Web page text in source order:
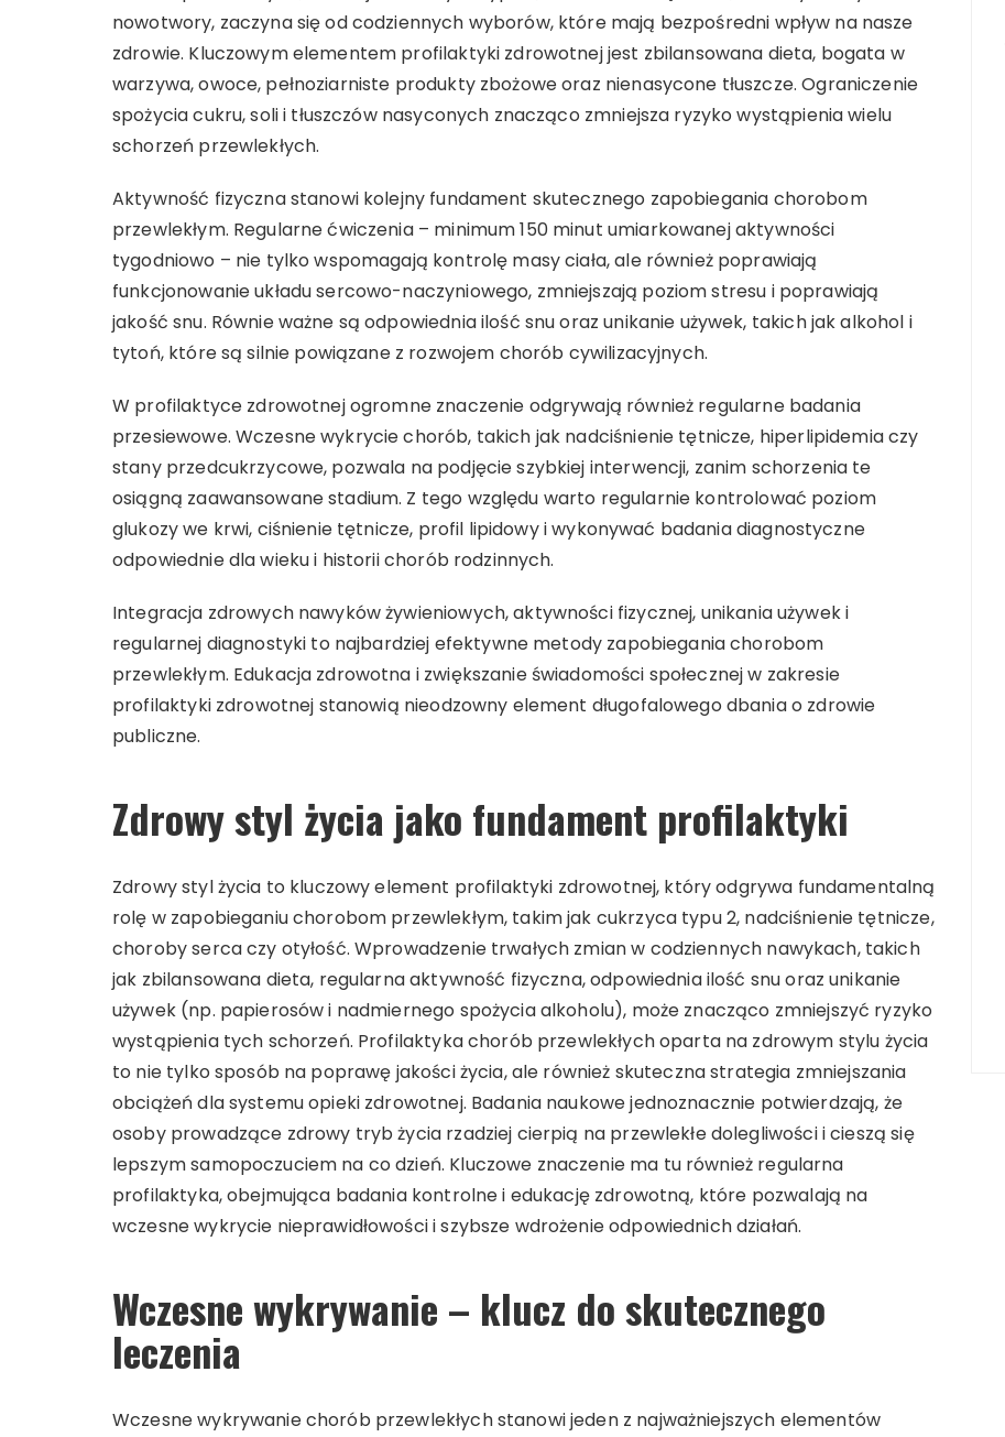
nowotwory, zaczyna się od codziennych wyborów, które mają bezpośredni wpływ na nasze
zdrowie. Kluczowym elementem profilaktyki zdrowotnej jest zbilansowana dieta, bogata w
warzywa, owoce, pełnoziarniste produkty zbożowe oraz nienasycone tłuszcze. Ograniczenie
spożycia cukru, soli i tłuszczów nasyconych znacząco zmniejsza ryzyko wystąpienia wielu
schorzeń przewlekłych.
Aktywność fizyczna stanowi kolejny fundament skutecznego zapobiegania chorobom
przewlekłym. Regularne ćwiczenia – minimum 150 minut umiarkowanej aktywności
tygodniowo – nie tylko wspomagają kontrolę masy ciała, ale również poprawiają
funkcjonowanie układu sercowo-naczyniowego, zmniejszają poziom stresu i poprawiają
jakość snu. Równie ważne są odpowiednia ilość snu oraz unikanie używek, takich jak alkohol i
tytoń, które są silnie powiązane z rozwojem chorób cywilizacyjnych.
W profilaktyce zdrowotnej ogromne znaczenie odgrywają również regularne badania
przesiewowe. Wczesne wykrycie chorób, takich jak nadciśnienie tętnicze, hiperlipidemia czy
stany przedcukrzycowe, pozwala na podjęcie szybkiej interwencji, zanim schorzenia te
osiągną zaawansowane stadium. Z tego względu warto regularnie kontrolować poziom
glukozy we krwi, ciśnienie tętnicze, profil lipidowy i wykonywać badania diagnostyczne
odpowiednie dla wieku i historii chorób rodzinnych.
Integracja zdrowych nawyków żywieniowych, aktywności fizycznej, unikania używek i
regularnej diagnostyki to najbardziej efektywne metody zapobiegania chorobom
przewlekłym. Edukacja zdrowotna i zwiększanie świadomości społecznej w zakresie
profilaktyki zdrowotnej stanowią nieodzowny element długofalowego dbania o zdrowie
publiczne.
Zdrowy styl życia jako fundament profilaktyki
Zdrowy styl życia to kluczowy element profilaktyki zdrowotnej, który odgrywa fundamentalną
rolę w zapobieganiu chorobom przewlekłym, takim jak cukrzyca typu 2, nadciśnienie tętnicze,
choroby serca czy otyłość. Wprowadzenie trwałych zmian w codziennych nawykach, takich
jak zbilansowana dieta, regularna aktywność fizyczna, odpowiednia ilość snu oraz unikanie
używek (np. papierosów i nadmiernego spożycia alkoholu), może znacząco zmniejszyć ryzyko
wystąpienia tych schorzeń. Profilaktyka chorób przewlekłych oparta na zdrowym stylu życia
to nie tylko sposób na poprawę jakości życia, ale również skuteczna strategia zmniejszania
obciążeń dla systemu opieki zdrowotnej. Badania naukowe jednoznacznie potwierdzają, że
osoby prowadzące zdrowy tryb życia rzadziej cierpią na przewlekłe dolegliwości i cieszą się
lepszym samopoczuciem na co dzień. Kluczowe znaczenie ma tu również regularna
profilaktyka, obejmująca badania kontrolne i edukację zdrowotną, które pozwalają na
wczesne wykrycie nieprawidłowości i szybsze wdrożenie odpowiednich działań.
Wczesne wykrywanie – klucz do skutecznego
leczenia
Wczesne wykrywanie chorób przewlekłych stanowi jeden z najważniejszych elementów